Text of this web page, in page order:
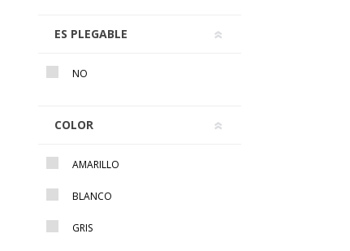
ES PLEGABLE
NO
COLOR
AMARILLO
BLANCO
GRIS